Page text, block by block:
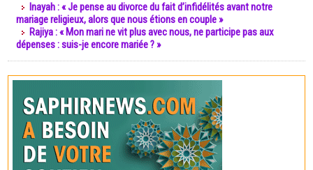
Inayah : « Je pense au divorce du fait d’infidélités avant notre
mariage religieux, alors que nous étions en couple »
Rajiya : « Mon mari ne vit plus avec nous, ne participe pas aux
dépenses : suis-je encore mariée ? »